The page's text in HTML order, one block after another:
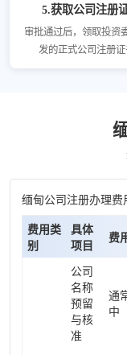
5.获取公司注册
审批通过后，领取投资
发的正式公司注册证
缅甸公司注册办理费
费用类
别
具体
项目
费
公司
名称
预留
与核
准
通
中